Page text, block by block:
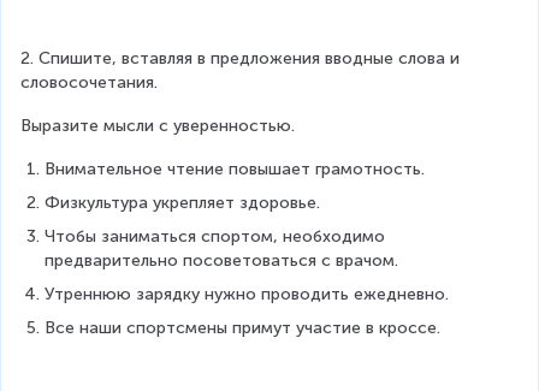
2. Спишите, вставляя в предложения вводные слова и
словосочетания.
Выразите мысли с уверенностью.
Внимательное чтение повышает грамотность.
Физкультура укрепляет здоровье.
Чтобы заниматься спортом, необходимо
предварительно посоветоваться с врачом.
Утреннюю зарядку нужно проводить ежедневно.
Все наши спортсмены примут участие в кроссе.